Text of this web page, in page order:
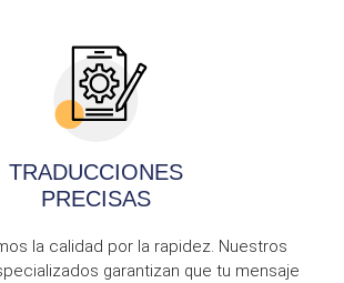
TRADUCCIONES
PRECISAS
la calidad por la rapidez. Nuestros
garantizan que tu mensaje